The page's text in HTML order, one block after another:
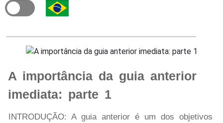
A importância da guia anterior
imediata: parte 1
INTRODUÇÃO: A guia anterior é um dos objetivos